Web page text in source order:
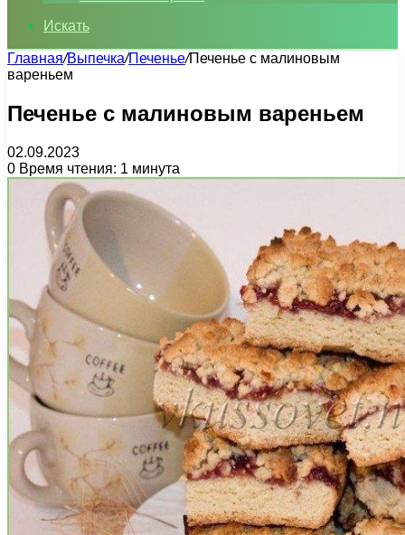
Искать
Главная/Выпечка/Печенье/Печенье с малиновым
вареньем
Печенье с малиновым вареньем
02.09.2023
0 Время чтения: 1 минута